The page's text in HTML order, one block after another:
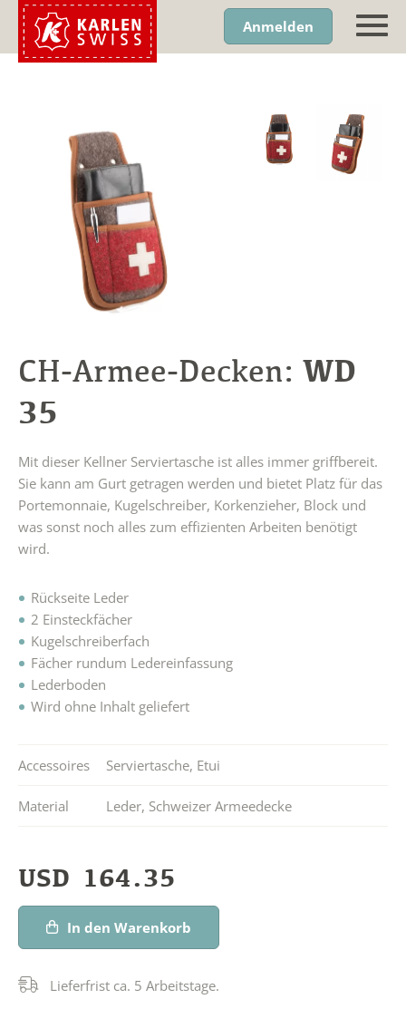
Anmelden
CH-Armee-Decken: WD
35
Mit dieser Kellner Serviertasche ist alles immer griffbereit.
Sie kann am Gurt getragen werden und bietet Platz für das
Portemonnaie, Kugelschreiber, Korkenzieher, Block und
was sonst noch alles zum effizienten Arbeiten benötigt
wird.
Rückseite Leder
2 Einsteckfächer
Kugelschreiberfach
Fächer rundum Ledereinfassung
Lederboden
Wird ohne Inhalt geliefert
Accessoires Serviertasche, Etui
Material Leder, Schweizer Armeedecke
USD 164.35
In den Warenkorb
Lieferfrist ca. 5 Arbeitstage.